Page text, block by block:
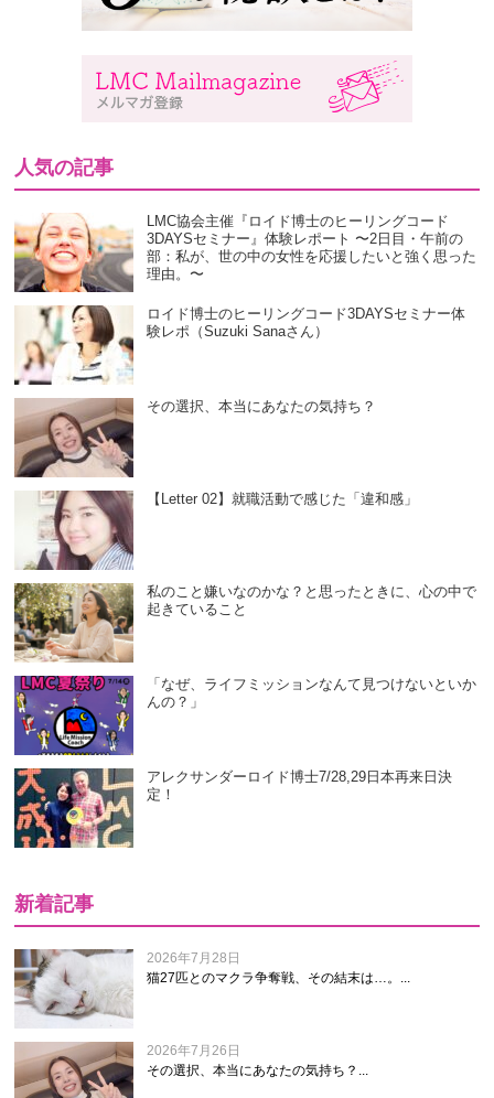
人気の記事
LMC協会主催『ロイド博士のヒーリングコード
3DAYSセミナー』体験レポート 〜2日目・午前の
部：私が、世の中の女性を応援したいと強く思った
理由。〜
ロイド博士のヒーリングコード3DAYSセミナー体
験レポ（Suzuki Sanaさん）
その選択、本当にあなたの気持ち？
【Letter 02】就職活動で感じた「違和感」
私のこと嫌いなのかな？と思ったときに、心の中で
起きていること
「なぜ、ライフミッションなんて見つけないといか
んの？」
アレクサンダーロイド博士7/28,29日本再来日決
定！
新着記事
2026年7月28日
猫27匹とのマクラ争奪戦、その結末は…。...
2026年7月26日
その選択、本当にあなたの気持ち？...